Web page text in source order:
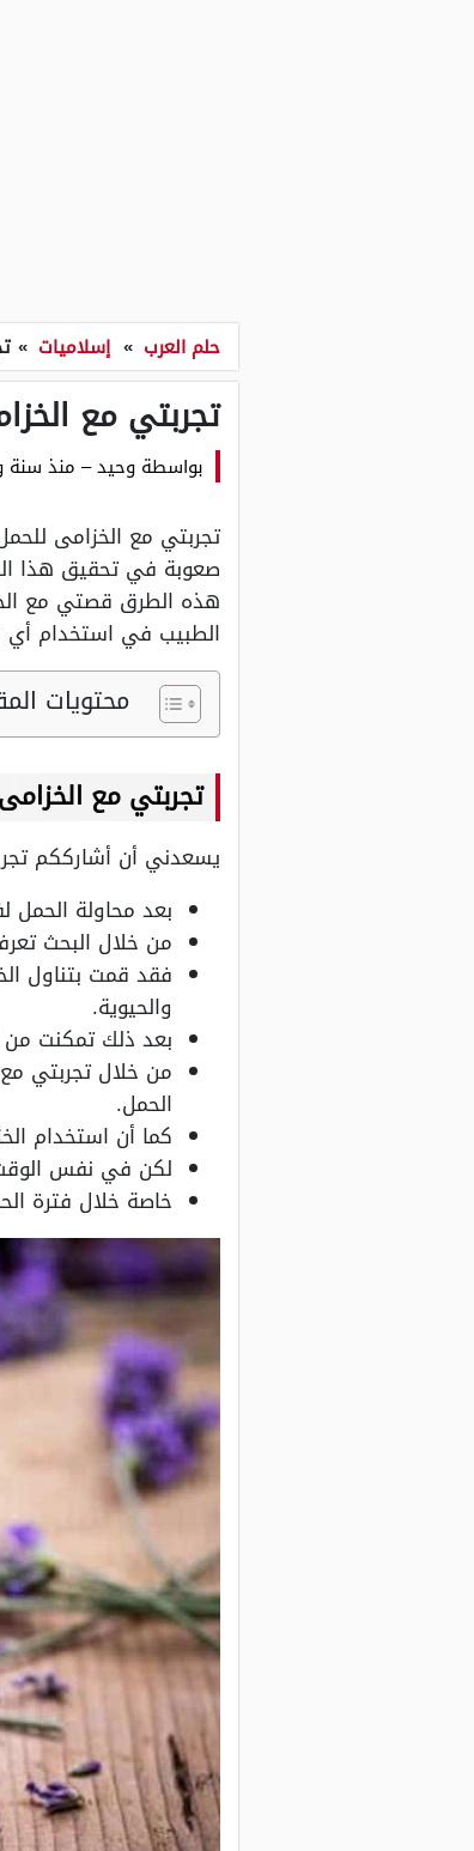
حلم العرب » إسلاميات »
تجربتي مع
بواسطة وحيد– منذ سنة
تجربتي مع الخزامى
صعوبة في تحقيق هذا
هذه الطرق قصتي مع
الطبيب في استخدام أي
محتويات
تجربتي مع
يسعدني أن أشارككم
بعد محاولة
من خلال البحث
فقد قمت بتناول
والحيوية.
بعد ذلك تمكنت من
من خلال تجربتي
الحمل.
كما أن استخدام
لكن في نفس الوقت
خاصة خلال فترة